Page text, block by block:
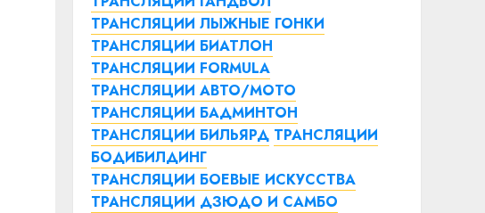
ТРАНСЛЯЦИИ ЛЫЖНЫЕ ГОНКИ
ТРАНСЛЯЦИИ БИАТЛОН
ТРАНСЛЯЦИИ FORMULA
ТРАНСЛЯЦИИ АВТО/МОТО
ТРАНСЛЯЦИИ БАДМИНТОН
ТРАНСЛЯЦИИ БИЛЬЯРД ТРАНСЛЯЦИИ
БОДИБИЛДИНГ
ТРАНСЛЯЦИИ БОЕВЫЕ ИСКУССТВА
ТРАНСЛЯЦИИ ДЗЮДО И САМБО